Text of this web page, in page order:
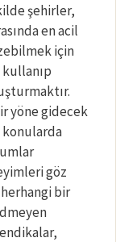
şehirler,
en acil
için
yöne gidecek
konularda
göz
bir